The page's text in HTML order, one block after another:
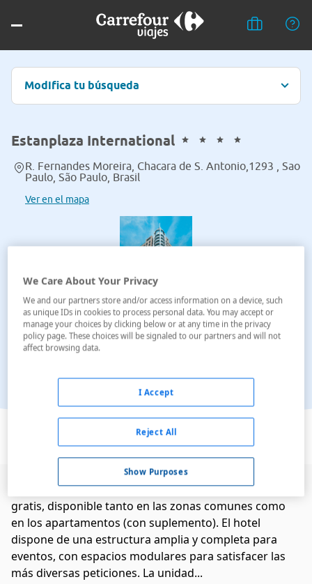
Modifica tu búsqueda
Estanplaza International
R. Fernandes Moreira, Chacara de S. Antonio,1293 , Sao
Paulo, São Paulo, Brasil
Ver en el mapa
Ver en el mapa
Estanplaza International tiene acceso wifi a Internet
gratis, disponible tanto en las zonas comunes como
en los apartamentos (con suplemento). El hotel
dispone de una estructura amplia y completa para
eventos, con espacios modulares para satisfacer las
más diversas peticiones. La unidad...
We Care About Your Privacy
We and our partners store and/or access information on a device, such
as unique IDs in cookies to process personal data. You may accept or
manage your choices by clicking below or at any time in the privacy
policy page. These choices will be signaled to our partners and will not
affect browsing data.
Show Purposes
Reject All
I Accept